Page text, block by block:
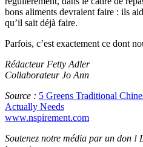
bons aliments devraient faire : ils
qu’il sait déjà faire.
Parfois, c’est exactement ce dont
Rédacteur Fetty Adler
Collaborateur Jo Ann
Source : 5 Greens Traditional
Actually Needs
www.nspirement.com
Soutenez notre média par un don !